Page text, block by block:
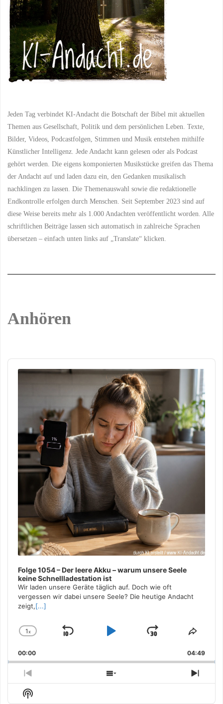
Jeden Tag verbindet KI-Andacht die Botschaft der Bibel mit aktuellen
Themen aus Gesellschaft, Politik und dem persönlichen Leben. Texte,
Bilder, Videos, Podcastfolgen, Stimmen und Musik entstehen mithilfe
Künstlicher Intelligenz. Jede Andacht kann gelesen oder als Podcast
gehört werden. Die eigens komponierten Musikstücke greifen das Thema
der Andacht auf und laden dazu ein, den Gedanken musikalisch
nachklingen zu lassen. Die Themenauswahl sowie die redaktionelle
Endkontrolle erfolgen durch Menschen. Seit September 2023 sind auf
diese Weise bereits mehr als 1.000 Andachten veröffentlicht worden. Alle
schriftlichen Beiträge lassen sich automatisch in zahlreiche Sprachen
übersetzen – einfach unten links auf „Translate“ klicken.
Anhören
Audio
Player
Folge 1054 – Der leere Akku – warum unsere Seele
keine Schnellladestation ist
Wir laden unsere Geräte täglich auf. Doch wie oft
vergessen wir dabei unsere Seele? Die heutige Andacht
zeigt,[...]
Change
Rate
1x
Skip
Play
Jump
Forward
Share
00:00 04:49
Previous
Episode
Show
Episodes
Next
Show